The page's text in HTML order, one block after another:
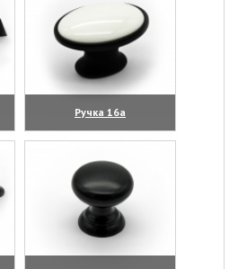
Ручка 16а
(увеличить)